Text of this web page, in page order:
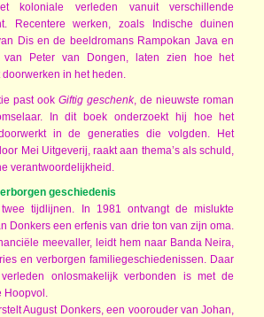
koloniale verleden vanuit verschillende
Recentere werken, zoals Indische duinen
Dis en de beeldromans Rampokan Java en
van Peter van Dongen, laten zien hoe het
in het heden.
past ookGiftig geschenk, de nieuwste roman
In dit boek onderzoekt hij hoe het
in de generaties die volgden. Het
Mei Uitgeverij, raakt aan thema’s als schuld,
verantwoordelijkheid.
geschiedenis
twee tijdlijnen. In 1981 ontvangt de mislukte
Donkers een erfenis van drie ton van zijn oma.
meevaller, leidt hem naar Banda Neira,
en verborgen familiegeschiedenissen. Daar
onlosmakelijk verbonden is met de
August Donkers, een voorouder van Johan,